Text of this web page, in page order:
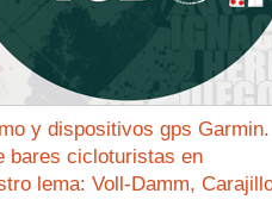
y dispositivos gps Garmin.
bares cicloturistas en
lema: Voll-Damm,